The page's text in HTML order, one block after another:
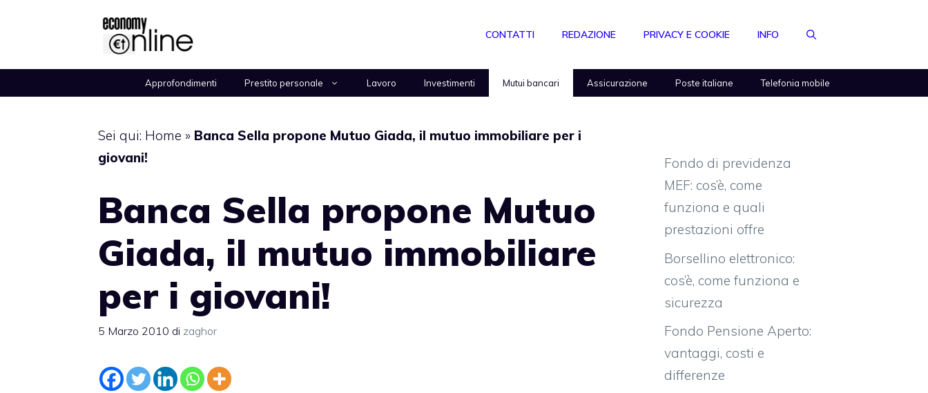
CONTATTI REDAZIONE PRIVACY E COOKIE INFO
Approfondimenti Prestito personale Lavoro Investimenti Mutui bancari Assicurazione Poste italiane Telefonia mobile
Sei qui: Home » Banca Sella propone Mutuo Giada, il mutuo immobiliare per i
giovani!
Banca Sella propone Mutuo
Giada, il mutuo immobiliare
per i giovani!
5 Marzo 2010 di zaghor
Fondo di previdenza
MEF: cos’è, come
funziona e quali
prestazioni offre
Borsellino elettronico:
cos’è, come funziona e
sicurezza
Fondo Pensione Aperto:
vantaggi, costi e
differenze